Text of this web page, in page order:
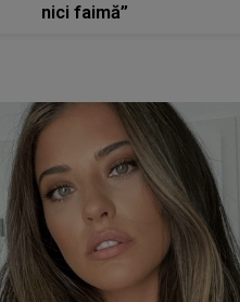
nici faimă”